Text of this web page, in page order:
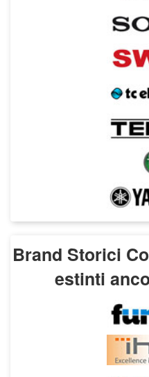
Brand Storici
estinti